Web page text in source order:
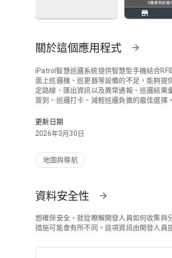
關於這個應用程式 arrow_forward
iPatrol智慧巡邏系統提供智慧型手機結合
面上巡邏機、巡更器等設備的不足，能夠提
定路線、匯出資訊以及異常通報、巡邏結
簽到、巡邏打卡、減輕巡邏負擔的最佳選擇。
更新日期
2026年3月30日
地圖與導航
資料安全性 arrow_forward
想確保安全，就從瞭解開發人員如何收集與
措施可能會有所不同。這項資訊由開發人員